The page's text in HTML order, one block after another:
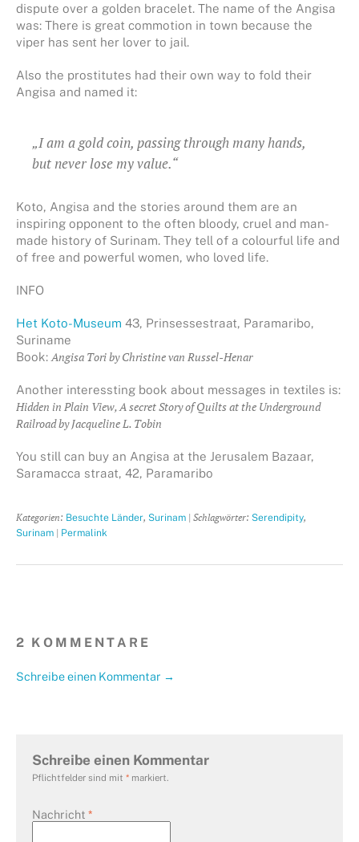
dispute over a golden bracelet. The name of the Angisa
was: There is great commotion in town because the
viper has sent her lover to jail.
Also the prostitutes had their own way to fold their
Angisa and named it:
„I am a gold coin, passing through many hands,
but never lose my value.“
Koto, Angisa and the stories around them are an
inspiring opponent to the often bloody, cruel and man-
made history of Surinam. They tell of a colourful life and
of free and powerful women, who loved life.
INFO
Het Koto-Museum 43, Prinsessestraat, Paramaribo,
Suriname
Book: Angisa Tori by Christine van Russel-Henar
Another interessting book about messages in textiles is:
Hidden in Plain View, A secret Story of Quilts at the Underground
Railroad by Jacqueline L. Tobin
You still can buy an Angisa at the Jerusalem Bazaar,
Saramacca straat, 42, Paramaribo
Kategorien: Besuchte Länder, Surinam | Schlagwörter: Serendipity,
Surinam | Permalink
2 KOMMENTARE
Schreibe einen Kommentar →
Schreibe einen Kommentar
Pflichtfelder sind mit * markiert.
Nachricht *